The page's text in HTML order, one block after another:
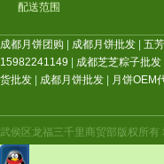
配送范围
成都月饼团购 成都月饼批发 五
15982241149
成都芝芝粽子批发
货批发
成都月饼批发 月饼OEM
武侯区龙福三千里商贸部版权所